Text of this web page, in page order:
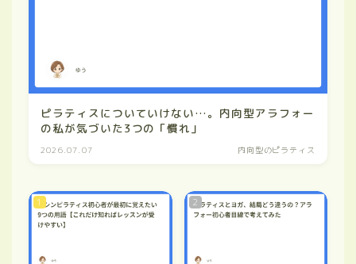
ピラティスについていけない…。内向型アラフォー
の私が気づいた3つの「慣れ」
2026.07.07 内向型のピラティス